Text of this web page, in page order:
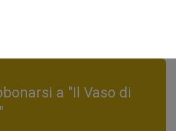
a "Il Vaso di